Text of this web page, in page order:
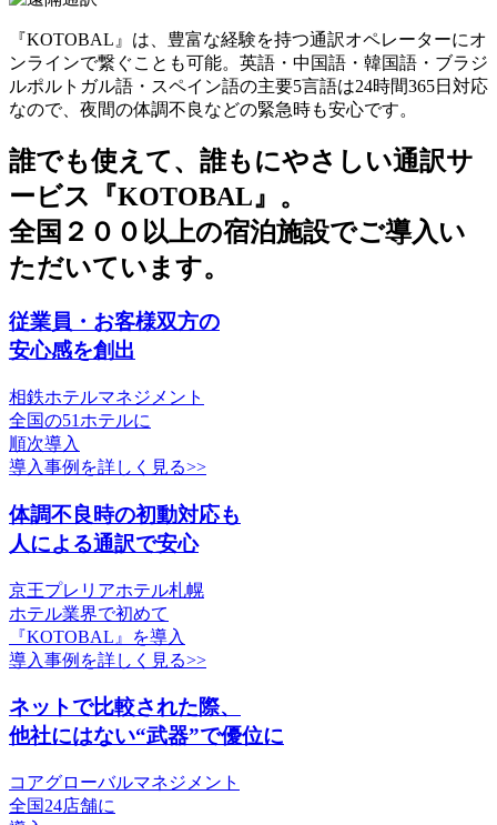
『KOTOBAL』は、豊富な経験を持つ通訳オペレーターにオ
ンラインで繋ぐことも可能。英語・中国語・韓国語・ブラジ
ルポルトガル語・スペイン語の主要5言語は24時間365日対応
なので、夜間の体調不良などの緊急時も安心です。
誰でも使えて、誰もにやさしい通訳サ
ービス『KOTOBAL』。
全国２００以上の宿泊施設でご導入い
ただいています。
従業員・お客様双方の
安心感を創出
相鉄ホテルマネジメント
全国の51ホテルに
順次導入
導入事例を詳しく見る>>
体調不良時の初動対応も
人による通訳で安心
京王プレリアホテル札幌
ホテル業界で初めて
『KOTOBAL』を導入
導入事例を詳しく見る>>
ネットで比較された際、
他社にはない“武器”で優位に
コアグローバルマネジメント
全国24店舗に